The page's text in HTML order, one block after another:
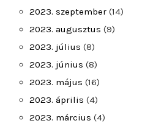
2023. szeptember (14)
2023. augusztus (9)
2023. július (8)
2023. június (8)
2023. május (16)
2023. április (4)
2023. március (4)